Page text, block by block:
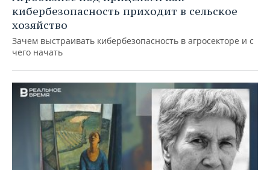
кибербезопасность приходит в сельское
хозяйство
Зачем выстраивать кибербезопасность в агросекторе и с
чего начать